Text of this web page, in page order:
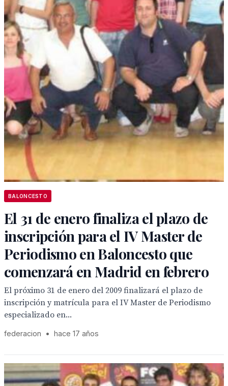
BALONCESTO
El 31 de enero finaliza el plazo de
inscripción para el IV Master de
Periodismo en Baloncesto que
comenzará en Madrid en febrero
El próximo 31 de enero del 2009 finalizará el plazo de
inscripción y matrícula para el IV Master de Periodismo
especializado en...
federacion • hace 17 años